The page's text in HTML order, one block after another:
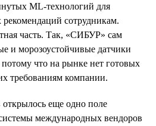
ML-технологий для
сотрудникам.
часть. Так, «СИБУР» сам
и морозоустойчивые датчики
что на рынке нет готовых
требованиям компании.
открылось еще одно поле
международных вендоров